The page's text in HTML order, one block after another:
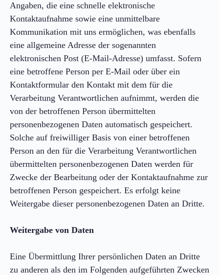
Angaben, die eine schnelle elektronische
Kontaktaufnahme sowie eine unmittelbare
Kommunikation mit uns ermöglichen, was ebenfalls
eine allgemeine Adresse der sogenannten
elektronischen Post (E-Mail-Adresse) umfasst. Sofern
eine betroffene Person per E-Mail oder über ein
Kontaktformular den Kontakt mit dem für die
Verarbeitung Verantwortlichen aufnimmt, werden die
von der betroffenen Person übermittelten
personenbezogenen Daten automatisch gespeichert.
Solche auf freiwilliger Basis von einer betroffenen
Person an den für die Verarbeitung Verantwortlichen
übermittelten personenbezogenen Daten werden für
Zwecke der Bearbeitung oder der Kontaktaufnahme zur
betroffenen Person gespeichert. Es erfolgt keine
Weitergabe dieser personenbezogenen Daten an Dritte.
Weitergabe von Daten
Eine Übermittlung Ihrer persönlichen Daten an Dritte
zu anderen als den im Folgenden aufgeführten Zwecken